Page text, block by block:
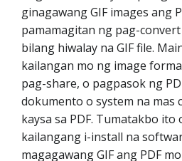
ginagawang GIF images ang
pamamagitan ng pag-
bilang hiwalay na GIF file.
kailangan mo ng image
pag-share, o pagpasok ng
dokumento o system na mas
kaysa sa PDF. Tumatakbo ito
kailangang i-install na
magagawang GIF ang PDF